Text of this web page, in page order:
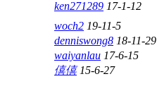
ken271289 17-1-12
woch2 19-11-5
denniswong8 18-11-29
waiyanlau 17-6-15
僖僖 15-6-27